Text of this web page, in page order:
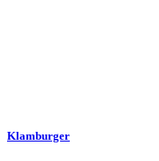
Klamburger